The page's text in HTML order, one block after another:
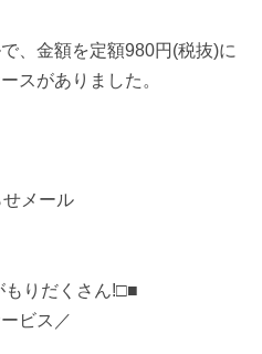
、金額を定額980円(税抜)に
スがありました。
せメール
りだくさん!□■
ス／